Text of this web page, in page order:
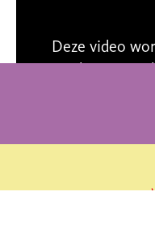
Deze video